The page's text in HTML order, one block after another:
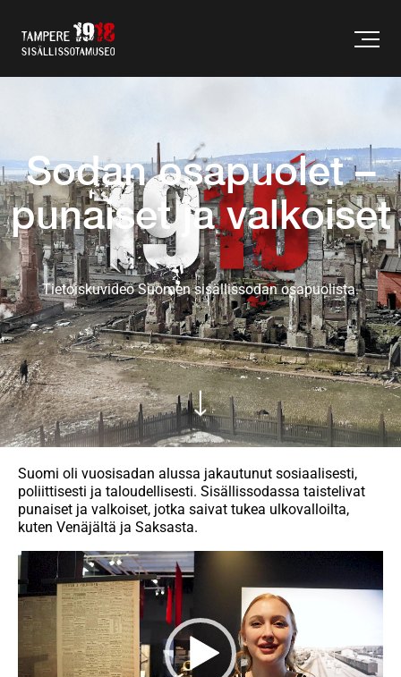
Sodan osapuolet –
punaiset ja valkoiset
Tietoiskuvideo Suomen sisällissodan osapuolista.
Suomi oli vuosisadan alussa jakautunut sosiaalisesti,
poliittisesti ja taloudellisesti. Sisällissodassa taistelivat
punaiset ja valkoiset, jotka saivat tukea ulkovalloilta,
kuten Venäjältä ja Saksasta.
Videotoistin